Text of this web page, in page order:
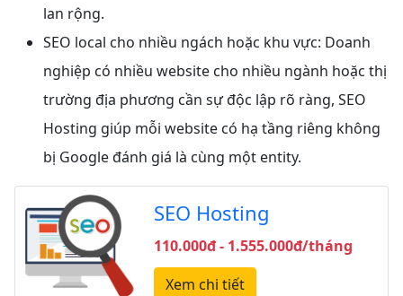
lan rộng.
SEO local cho nhiều ngách hoặc khu vực: Doanh
nghiệp có nhiều website cho nhiều ngành hoặc thị
trường địa phương cần sự độc lập rõ ràng, SEO
Hosting giúp mỗi website có hạ tầng riêng không
bị Google đánh giá là cùng một entity.
SEO Hosting
110.000đ - 1.555.000đ/tháng
Xem chi tiết